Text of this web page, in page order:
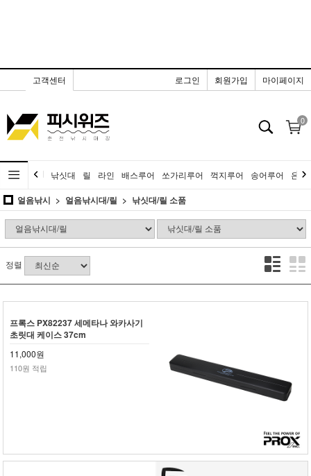
고객센터 로그인 회원가입 마이페이지
0
낚싯대 릴 라인 배스루어 쏘가리루어 꺽지루어 송어루어 은어
얼음낚시 얼음낚시대/릴 낚싯대/릴 소품
정렬
프록스 PX82237 세메타나 와카사기
초릿대 케이스 37cm
11,000원
110원 적립